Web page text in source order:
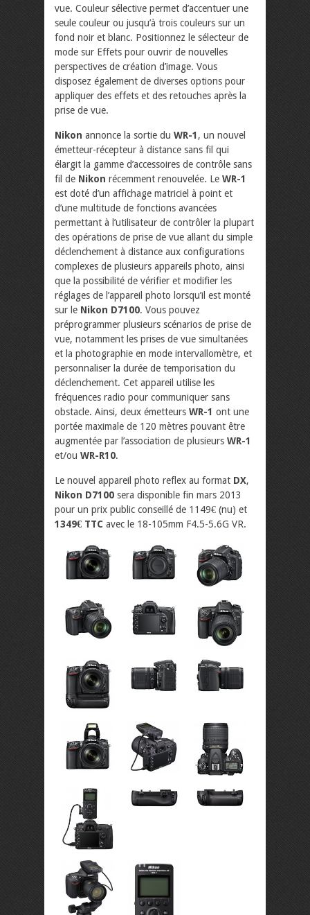
vue. Couleur sélective permet d’accentuer une
seule couleur ou jusqu’à trois couleurs sur un
fond noir et blanc. Positionnez le sélecteur de
mode sur Effets pour ouvrir de nouvelles
perspectives de création d’image. Vous
disposez également de diverses options pour
appliquer des effets et des retouches après la
prise de vue.
Nikon annonce la sortie du WR-1, un nouvel
émetteur-récepteur à distance sans fil qui
élargit la gamme d’accessoires de contrôle sans
fil de Nikon récemment renouvelée. Le WR-1
est doté d’un affichage matriciel à point et
d’une multitude de fonctions avancées
permettant à l’utilisateur de contrôler la plupart
des opérations de prise de vue allant du simple
déclenchement à distance aux configurations
complexes de plusieurs appareils photo, ainsi
que la possibilité de vérifier et modifier les
réglages de l’appareil photo lorsqu’il est monté
sur le Nikon D7100. Vous pouvez
préprogrammer plusieurs scénarios de prise de
vue, notamment les prises de vue simultanées
et la photographie en mode intervallomètre, et
personnaliser la durée de temporisation du
déclenchement. Cet appareil utilise les
fréquences radio pour communiquer sans
obstacle. Ainsi, deux émetteurs WR-1 ont une
portée maximale de 120 mètres pouvant être
augmentée par l’association de plusieurs WR-1
et/ou WR-R10.
Le nouvel appareil photo reflex au format DX,
Nikon D7100 sera disponible fin mars 2013
pour un prix public conseillé de 1149€ (nu) et
1349€ TTC avec le 18-105mm F4.5-5.6G VR.